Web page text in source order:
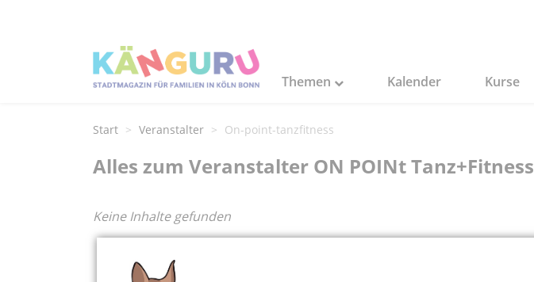
Themen Kalender Kurse
Start Veranstalter On-point-tanzfitness
Alles zum Veranstalter ON POINt Tanz+Fitness
Keine Inhalte gefunden